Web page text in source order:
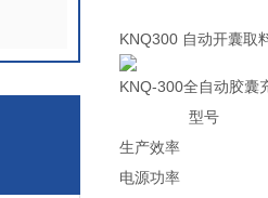
KNQ300 自动开囊取
KNQ-300全自
型
生产效率
电源功率